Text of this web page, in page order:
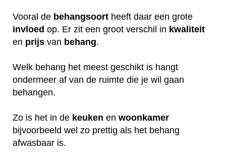
Vooral de behangsoort heeft daar een grote
invloed op. Er zit een groot verschil in kwaliteit
en prijs van behang.
Welk behang het meest geschikt is hangt
ondermeer af van de ruimte die je wil gaan
behangen.
Zo is het in de keuken en woonkamer
bijvoorbeeld wel zo prettig als het behang
afwasbaar is.